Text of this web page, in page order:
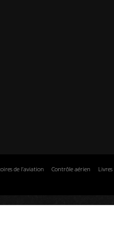
de l’aviation Contrôle aérien Livres